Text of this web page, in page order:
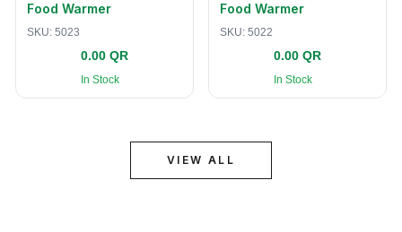
Food Warmer
SKU: 5023
0.00 QR
In Stock
Food Warmer
SKU: 5022
0.00 QR
In Stock
VIEW ALL